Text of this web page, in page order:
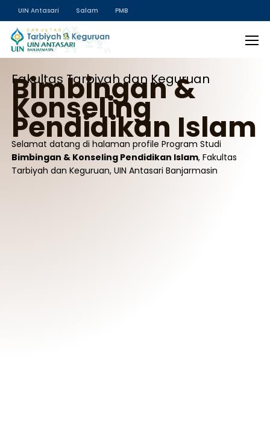
UIN Antasari Salam PMB
Fakultas Tarbiyah dan Keguruan
Bimbingan &
Konseling
Pendidikan Islam
Selamat datang di halaman profile Program Studi
Bimbingan & Konseling Pendidikan Islam, Fakultas
Tarbiyah dan Keguruan, UIN Antasari Banjarmasin